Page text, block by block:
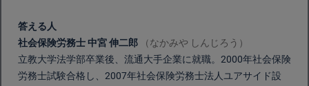
答える人
社会保険労務士 中宮 伸二郎
（なかみや しんじろう）
立教大学法学部卒業後、流通大手企業に就職。2000年社会保険
労務士試験合格し、2007年社会保険労務士法人ユアサイド設